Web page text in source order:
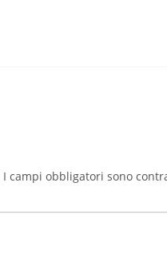
I campi obbligatori sono